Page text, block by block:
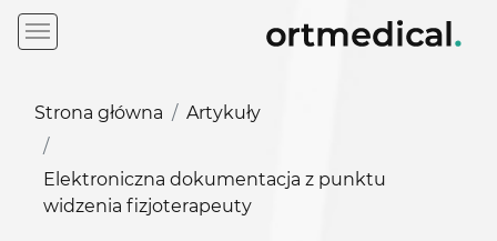
Strona główna Artykuły
Elektroniczna dokumentacja z punktu
widzenia fizjoterapeuty